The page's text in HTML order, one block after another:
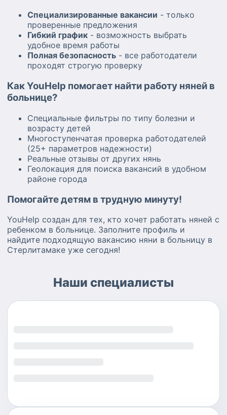
Специализированные вакансии - только
проверенные предложения
Гибкий график - возможность выбрать
удобное время работы
Полная безопасность - все работодатели
проходят строгую проверку
Как YouHelp помогает найти работу няней в
больнице?
Специальные фильтры по типу болезни и
возрасту детей
Многоступенчатая проверка работодателей
(25+ параметров надежности)
Реальные отзывы от других нянь
Геолокация для поиска вакансий в удобном
районе города
Помогайте детям в трудную минуту!
YouHelp создан для тех, кто хочет работать няней с
ребенком в больнице. Заполните профиль и
найдите подходящую вакансию няни в больницу в
Стерлитамаке уже сегодня!
Наши специалисты